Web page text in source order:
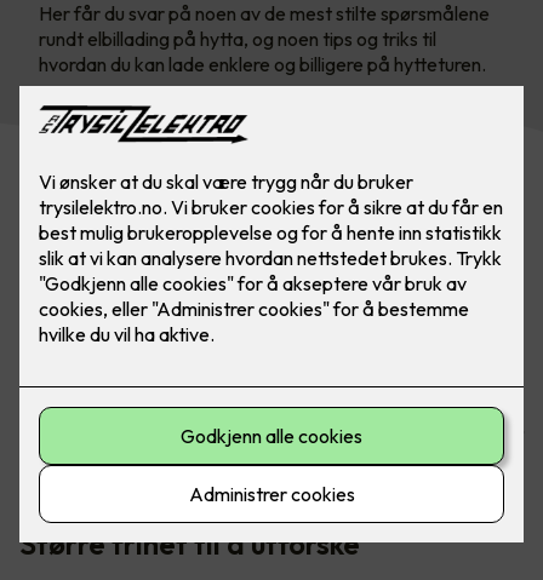
Her får du svar på noen av de mest stilte spørsmålene
rundt elbillading på hytta, og noen tips og triks til
hvordan du kan lade enklere og billigere på hytteturen.
Har du hytte? Med lader fra Easee er du alltid klar for neste
eventyr. Utforsk både fjell og fjorder når du er på hytta -
uten å få ladeangst. Bilde: Easee
Større frihet til å utforske